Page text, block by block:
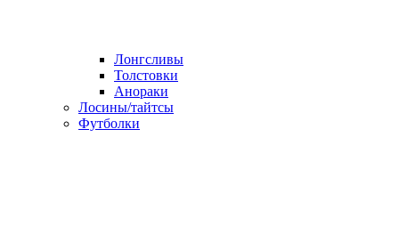
Лонгсливы
Толстовки
Анораки
Лосины/тайтсы
Футболки